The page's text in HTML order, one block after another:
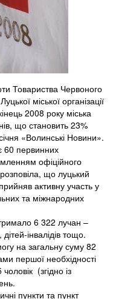
Товариства Червоного
міської організації
2008 року міська
що становить 23%
«Волинські Новини».
60 первинних
офіційного
що луцький
активну участь у
та міжнародних
6 322 лучан –
інвалідів тощо.
на загальну суму 82
першої необхідності
(згідно із
пункти та пункт